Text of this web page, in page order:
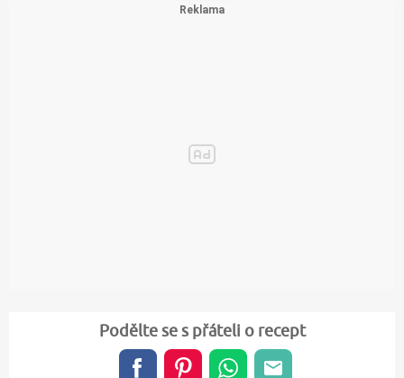
Podělte se s přáteli o recept